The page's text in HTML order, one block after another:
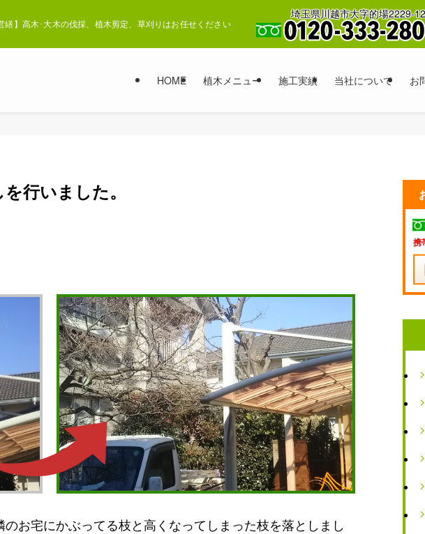
】高木･大木の伐採、植木剪定、草刈りはお任せください
埼玉県川越市大字的場2229-12
HOME 植木メニュー 施工実績 当社について お
行いました。
お宅にかぶってる枝と高くなってしまった枝を落としまし
携